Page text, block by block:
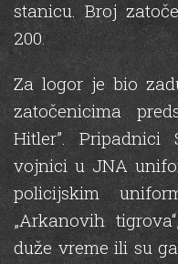
stanicu. Broj
200.
Za logor je bio
zatočenicima
Hitler”. Pripadnici
vojnici u JNA
policijskim
„Arkanovih
duže vreme ili su